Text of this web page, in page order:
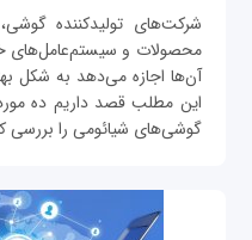
شرکت‌های تولیدکننده
محصولات و سیستم‌عامل‌های
آن‌ها اجازه می‌دهد به شکل
این مطلب قصد داریم ده
گوشی‌های شیائومی را بررسی